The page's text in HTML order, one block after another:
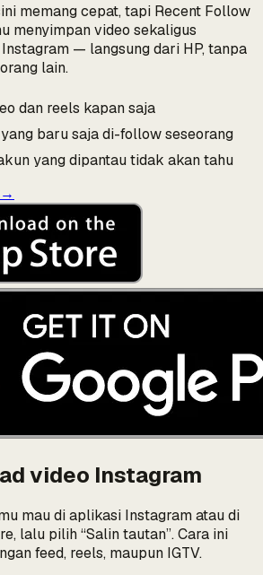
memang cepat, tapi Recent Follow
menyimpan video sekaligus
— langsung dari HP, tanpa
lain.
dan reels kapan saja
baru saja di-follow seseorang
yang dipantau tidak akan tahu
→
video Instagram
mau di aplikasi Instagram atau di
lalu pilih “Salin tautan”. Cara ini
feed, reels, maupun IGTV.